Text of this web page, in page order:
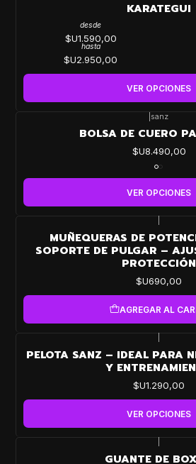
KARATEGUI
desde
$U1.590,00
hasta
$U2.950,00
VER OPCIONES
sanz
BOLSA DE CUERO
$U8.490,00
VER OPCIONES
MUÑEQUERAS DE
SOPORTE DE PULGAR –
PROTECCIÓN
$U690,00
AGREGAR AL
PELOTA SANZ – IDEAL PARA
Y
$U1.290,00
VER OPCIONES
GUANTE DE